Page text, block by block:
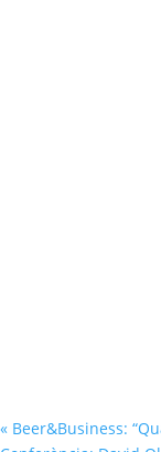
« Beer&Business: